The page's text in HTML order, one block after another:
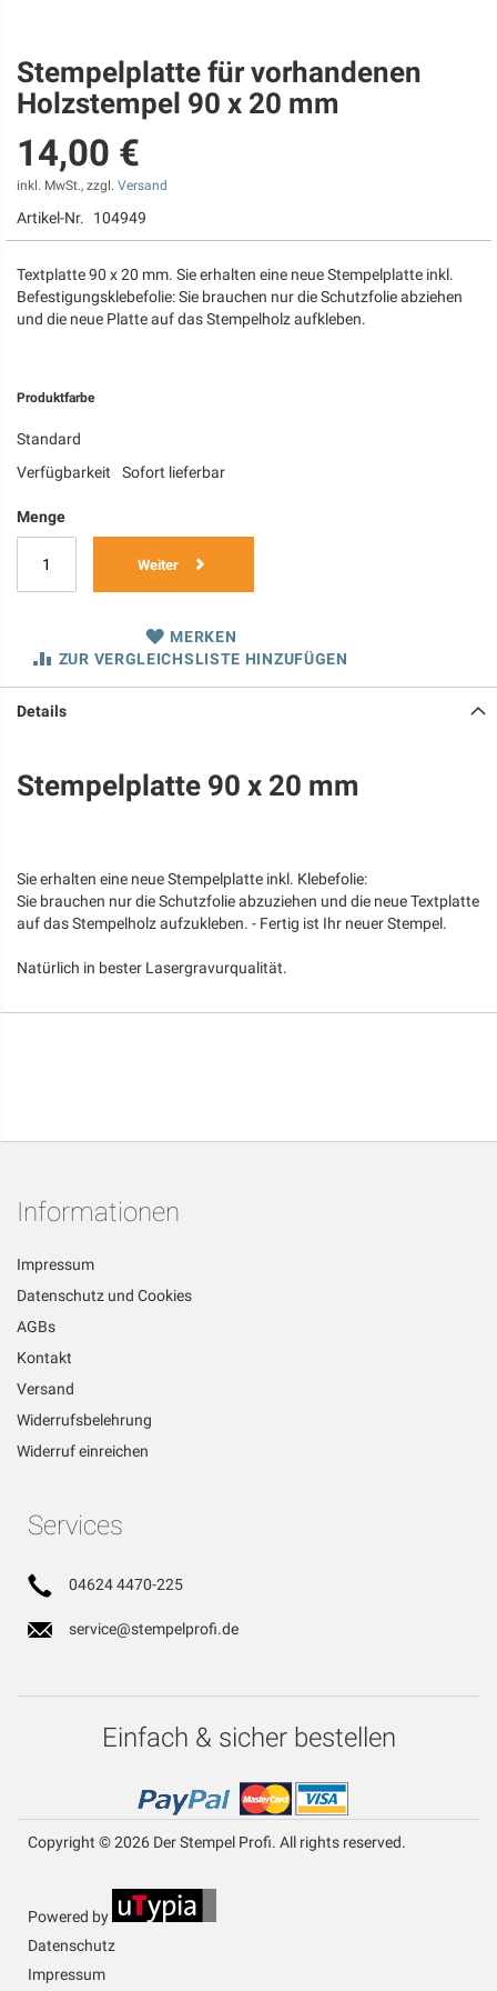
Zum
Anfang
der
springen
Stempelplatte für vorhandenen
Holzstempel 90 x 20 mm
14,00 €
inkl. MwSt., zzgl. Versand
Artikel-Nr. 104949
Textplatte 90 x 20 mm. Sie erhalten eine neue Stempelplatte inkl.
Befestigungsklebefolie: Sie brauchen nur die Schutzfolie abziehen
und die neue Platte auf das Stempelholz aufkleben.
Produktfarbe
Standard
Verfügbarkeit
Sofort lieferbar
Menge
Weiter
MERKEN
ZUR VERGLEICHSLISTE HINZUFÜGEN
Details
Stempelplatte 90 x 20 mm
Sie erhalten eine neue Stempelplatte inkl. Klebefolie:
Sie brauchen nur die Schutzfolie abzuziehen und die neue Textplatte
auf das Stempelholz aufzukleben. - Fertig ist Ihr neuer Stempel.
Natürlich in bester Lasergravurqualität.
Informationen
Impressum
Datenschutz und Cookies
AGBs
Kontakt
Versand
Widerrufsbelehrung
Widerruf einreichen
Services
04624 4470-225
service@stempelprofi.de
Einfach & sicher bestellen
Copyright © 2026 Der Stempel Profi. All rights reserved.
Powered by
Datenschutz
Impressum